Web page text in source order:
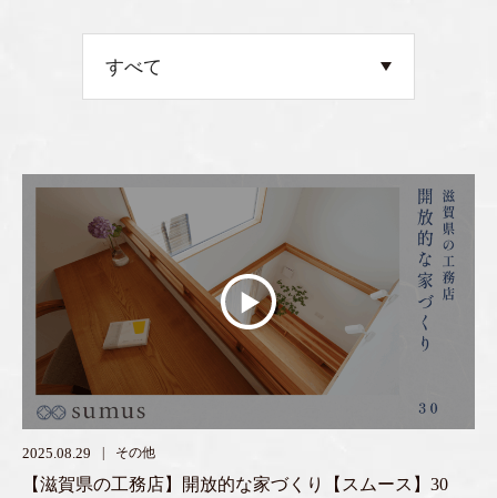
【滋賀県の工務店】開放的な家づくり【スムース】30
2025.08.29 その他